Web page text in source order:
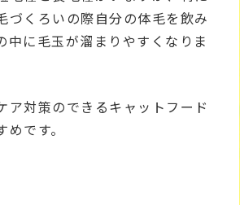
づくろいの際自分の体毛を飲み
中に毛玉が溜まりやすくなりま
ア対策のできるキャットフード
です。